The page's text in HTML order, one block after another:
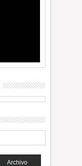
Archivo